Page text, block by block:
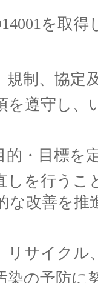
を取
規制、協定
を遵守し、
的・目標を
しを行うこ
な改善を推
リサイクル
染の予防に